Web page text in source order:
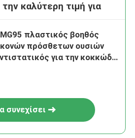
καλύτερη τιμή για
πλαστικός βοηθός
πρόσθετων ουσιών
για την κοκκώδη
συνεχίσει